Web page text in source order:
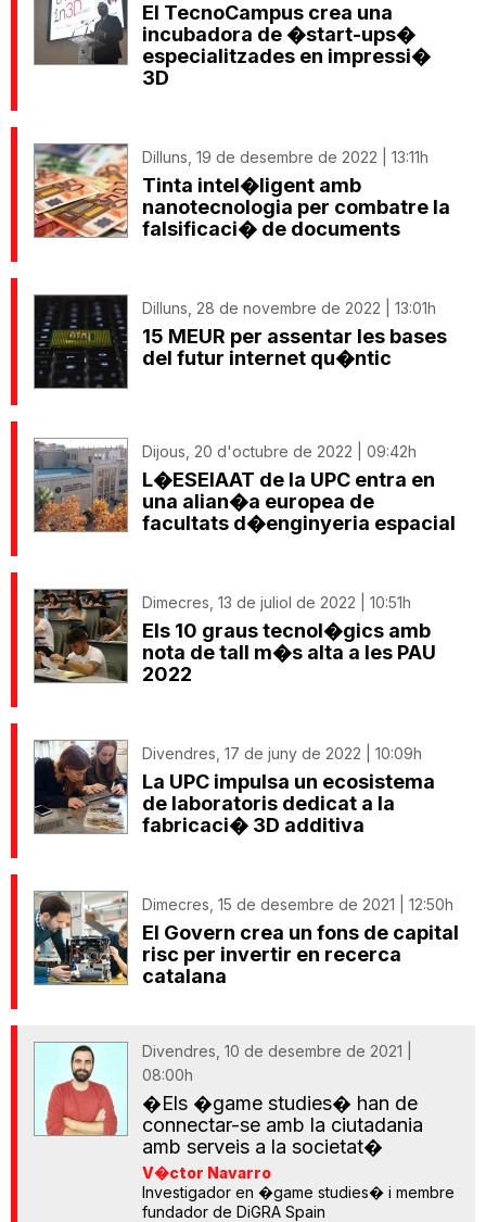
El TecnoCampus crea una
incubadora de �start-ups�
especialitzades en impressi�
3D
Dilluns, 19 de desembre de 2022 | 13:11h
Tinta intel�ligent amb
nanotecnologia per combatre la
falsificaci� de documents
Dilluns, 28 de novembre de 2022 | 13:01h
15 MEUR per assentar les bases
del futur internet qu�ntic
Dijous, 20 d'octubre de 2022 | 09:42h
L�ESEIAAT de la UPC entra en
una alian�a europea de
facultats d�enginyeria espacial
Dimecres, 13 de juliol de 2022 | 10:51h
Els 10 graus tecnol�gics amb
nota de tall m�s alta a les PAU
2022
Divendres, 17 de juny de 2022 | 10:09h
La UPC impulsa un ecosistema
de laboratoris dedicat a la
fabricaci� 3D additiva
Dimecres, 15 de desembre de 2021 | 12:50h
El Govern crea un fons de capital
risc per invertir en recerca
catalana
Divendres, 10 de desembre de 2021 |
08:00h
�Els �game studies� han de
connectar-se amb la ciutadania
amb serveis a la societat�
V�ctor Navarro
Investigador en �game studies� i membre
fundador de DiGRA Spain